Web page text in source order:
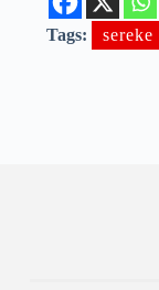
Tags: sereke